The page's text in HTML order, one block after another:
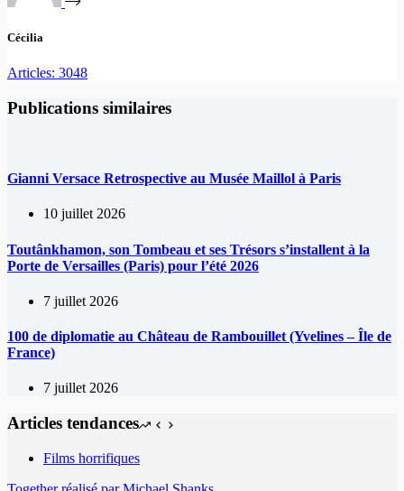
Cécilia
Articles: 3048
Publications similaires
Gianni Versace Retrospective au Musée Maillol à Paris
10 juillet 2026
Toutânkhamon, son Tombeau et ses Trésors s’installent à la
Porte de Versailles (Paris) pour l’été 2026
7 juillet 2026
100 de diplomatie au Château de Rambouillet (Yvelines – Île de
France)
7 juillet 2026
Articles tendances
Films horrifiques